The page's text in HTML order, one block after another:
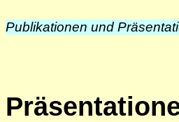
Publikationen und